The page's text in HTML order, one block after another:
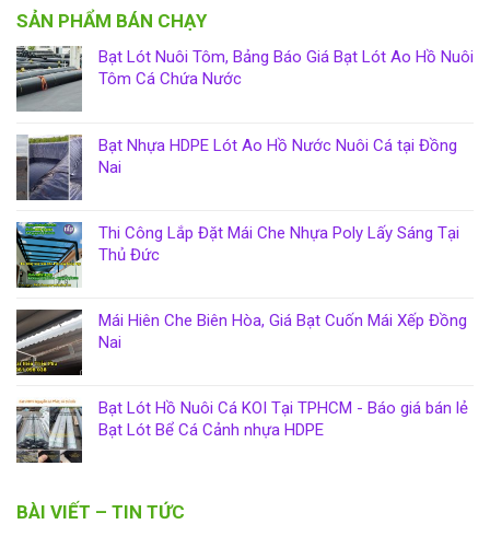
SẢN PHẨM BÁN CHẠY
Bạt Lót Nuôi Tôm, Bảng Báo Giá Bạt Lót Ao Hồ Nuôi
Tôm Cá Chứa Nước
Bạt Nhựa HDPE Lót Ao Hồ Nước Nuôi Cá tại Đồng
Nai
Thi Công Lắp Đặt Mái Che Nhựa Poly Lấy Sáng Tại
Thủ Đức
Mái Hiên Che Biên Hòa, Giá Bạt Cuốn Mái Xếp Đồng
Nai
Bạt Lót Hồ Nuôi Cá KOI Tại TPHCM - Báo giá bán lẻ
Bạt Lót Bể Cá Cảnh nhựa HDPE
BÀI VIẾT – TIN TỨC